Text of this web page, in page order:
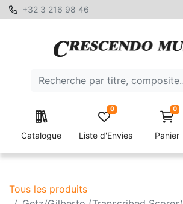
+32 3 216 98 46
Catalogue Liste d'Envies
0 0
Panier
Tous les produits